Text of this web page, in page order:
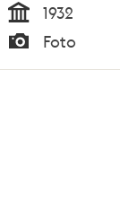
Tid
1932
Typ
Foto